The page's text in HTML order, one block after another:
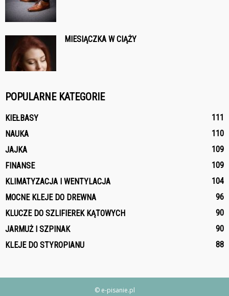
MIESIĄCZKA W CIĄŻY
POPULARNE KATEGORIE
KIEŁBASY
111
NAUKA
110
JAJKA
109
FINANSE
109
KLIMATYZACJA I WENTYLACJA
104
MOCNE KLEJE DO DREWNA
96
KLUCZE DO SZLIFIEREK KĄTOWYCH
90
JARMUŻ I SZPINAK
90
KLEJE DO STYROPIANU
88
© e-pisanie.pl